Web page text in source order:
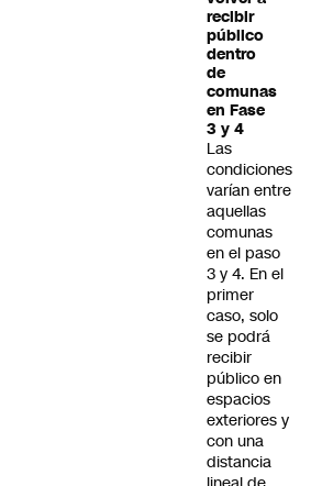
recibir
público
dentro
de
comunas
en Fase
3 y 4
Las
condiciones
varían entre
aquellas
comunas
en el paso
3 y 4. En el
primer
caso, solo
se podrá
recibir
público en
espacios
exteriores y
con una
distancia